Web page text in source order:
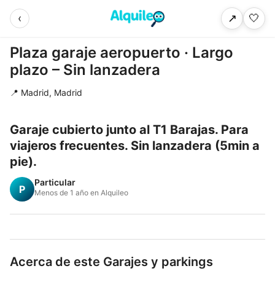
‹ ↗ 🤍
Plaza garaje aeropuerto · Largo
plazo – Sin lanzadera
📍 Madrid, Madrid
Garaje cubierto junto al T1 Barajas. Para
viajeros frecuentes. Sin lanzadera (5min a
pie).
P
Particular
Menos de 1 año en Alquileo
Acerca de este Garajes y parkings